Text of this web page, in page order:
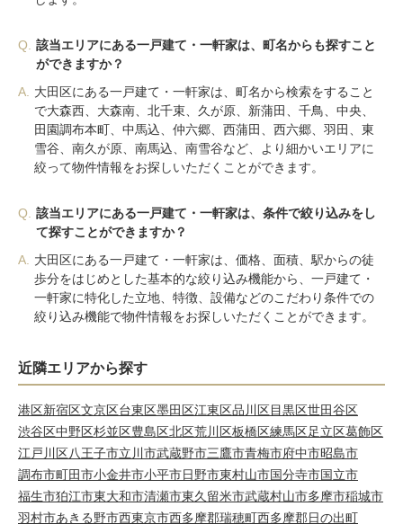
Q.
該当エリアにある一戸建て・一軒家は、町名からも探すこと
ができますか？
A.
大田区にある一戸建て・一軒家は、町名から検索をすること
で大森西、大森南、北千束、久が原、新蒲田、千鳥、中央、
田園調布本町、中馬込、仲六郷、西蒲田、西六郷、羽田、東
雪谷、南久が原、南馬込、南雪谷など、より細かいエリアに
絞って物件情報をお探しいただくことができます。
Q.
該当エリアにある一戸建て・一軒家は、条件で絞り込みをし
て探すことができますか？
A.
大田区にある一戸建て・一軒家は、価格、面積、駅からの徒
歩分をはじめとした基本的な絞り込み機能から、一戸建て・
一軒家に特化した立地、特徴、設備などのこだわり条件での
絞り込み機能で物件情報をお探しいただくことができます。
近隣エリアから探す
港区新宿区文京区台東区墨田区江東区品川区目黒区世田谷区
渋谷区中野区杉並区豊島区北区荒川区板橋区練馬区足立区葛飾区
江戸川区八王子市立川市武蔵野市三鷹市青梅市府中市昭島市
調布市町田市小金井市小平市日野市東村山市国分寺市国立市
福生市狛江市東大和市清瀬市東久留米市武蔵村山市多摩市稲城市
羽村市あきる野市西東京市西多摩郡瑞穂町西多摩郡日の出町